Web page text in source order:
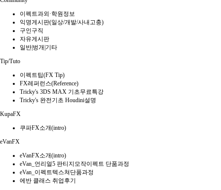
이펙트과외·학원정보
익명게시판(일상/개발/사내고충)
구인구직
자유게시판
일반|벙개|기타
Tip/Tuto
이펙트팁(FX Tip)
FX레퍼런스(Reference)
Tricky's 3DS MAX 기초무료특강
Tricky's 완전기초 Houdini설명
KupaFX
쿠파FX소개(intro)
eVanFX
eVanFX소개(intro)
eVan_언리얼5 판티지모작이펙트 단품과정
eVan_이펙트텍스쳐단품과정
에반 클래스 취업후기